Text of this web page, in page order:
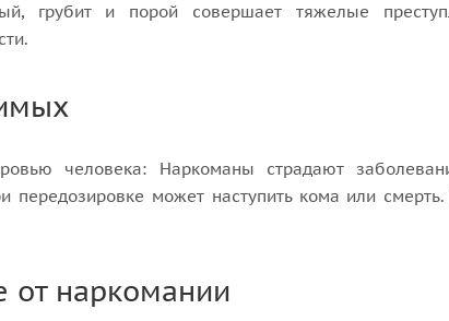
грубит и порой совершает тяжелые
человека: Наркоманы страдают
передозировке может наступить кома или
от наркомании